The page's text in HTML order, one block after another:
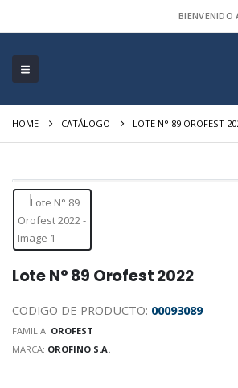
BIENVENIDO
HOME CATÁLOGO LOTE N° 89 OROFEST
Lote N° 89 Orofest 2022
CODIGO DE PRODUCTO: 00093089
FAMILIA: OROFEST
MARCA: OROFINO S.A.